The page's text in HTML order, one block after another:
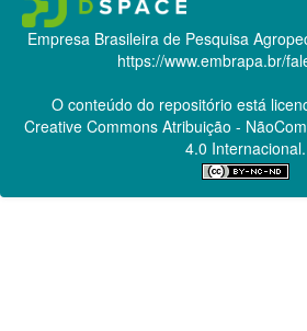
Empresa Brasileira de Pesquisa
https://www.embrapa.br/
O conteúdo do repositório está
Creative CommonsAtribuição -
4.0 Internacional.